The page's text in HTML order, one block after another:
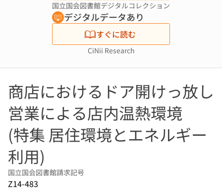
国立国会図書館デジタルコレクション
デジタルデータあり
すぐに読む
CiNii Research
商店におけるドア開けっ放し
営業による店内温熱環境
(特集 居住環境とエネルギー
利用)
国立国会図書館請求記号
Z14-483